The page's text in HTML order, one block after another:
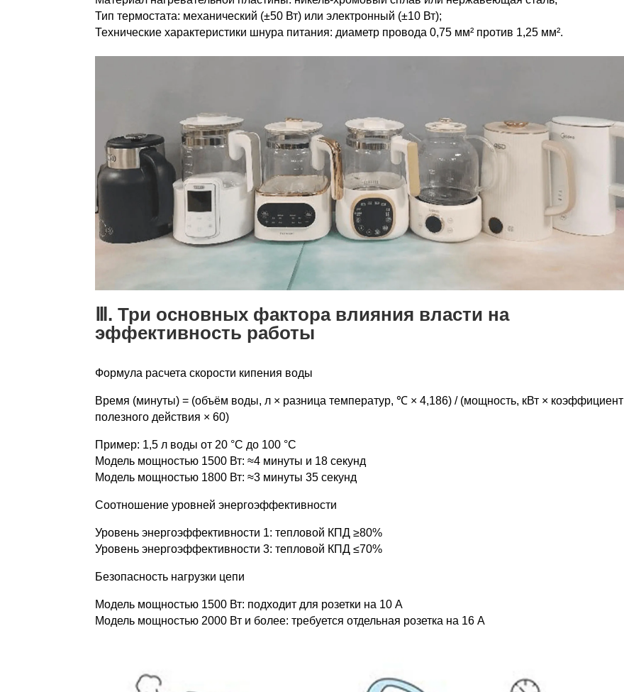
Тип термостата: механический (±50 Вт) или электронный (±10 Вт);
Технические характеристики шнура питания: диаметр провода 0,75 мм² против 1,25 мм².
Ⅲ. Три основных фактора влияния власти на
эффективность работы
Формула расчета скорости кипения воды
Время (минуты) = (объём воды, л × разница температур, ℃ × 4,186) / (мощность, кВт × коэффициент
полезного действия × 60)
Пример: 1,5 л воды от 20 °C до 100 °C
Модель мощностью 1500 Вт: ≈4 минуты и 18 секунд
Модель мощностью 1800 Вт: ≈3 минуты 35 секунд
Соотношение уровней энергоэффективности
Уровень энергоэффективности 1: тепловой КПД ≥80%
Уровень энергоэффективности 3: тепловой КПД ≤70%
Безопасность нагрузки цепи
Модель мощностью 1500 Вт: подходит для розетки на 10 А
Модель мощностью 2000 Вт и более: требуется отдельная розетка на 16 А